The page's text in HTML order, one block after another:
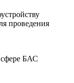
проведения
сфере БАС